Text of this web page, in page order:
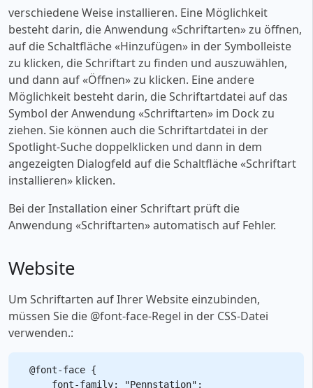
verschiedene Weise installieren. Eine Möglichkeit
besteht darin, die Anwendung «‎Schriftarten» zu öffnen,
auf die Schaltfläche «‎Hinzufügen» in der Symbolleiste
zu klicken, die Schriftart zu finden und auszuwählen,
und dann auf «‎Öffnen» zu klicken. Eine andere
Möglichkeit besteht darin, die Schriftartdatei auf das
Symbol der Anwendung «‎Schriftarten» im Dock zu
ziehen. Sie können auch die Schriftartdatei in der
Spotlight-Suche doppelklicken und dann in dem
angezeigten Dialogfeld auf die Schaltfläche «‎Schriftart
installieren» klicken.
Bei der Installation einer Schriftart prüft die
Anwendung «‎Schriftarten» automatisch auf Fehler.
Website
Um Schriftarten auf Ihrer Website einzubinden,
müssen Sie die @font-face-Regel in der CSS-Datei
verwenden.:
@font-face {
    font-family: "Pennstation";